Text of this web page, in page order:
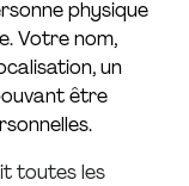
physique
Votre nom,
un
être
toutes les